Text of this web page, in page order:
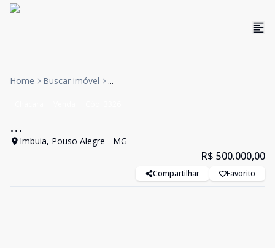
Home Buscar imóvel ...
...
Imbuia, Pouso Alegre - MG
R$ 500.000,00
Compartilhar Favorito